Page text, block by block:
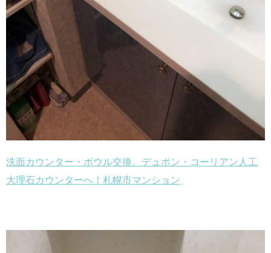
洗面カウンター・ボウル交換、デュポン・コーリアン人工
大理石カウンターへ！札幌市マンション